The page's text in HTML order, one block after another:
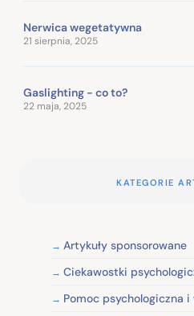
Nerwica wegetatywna
21 sierpnia, 2025
Gaslighting - co to?
22 maja, 2025
KATEGORIE
Artykuły sponsorowane
Ciekawostki
Pomoc psychologiczna